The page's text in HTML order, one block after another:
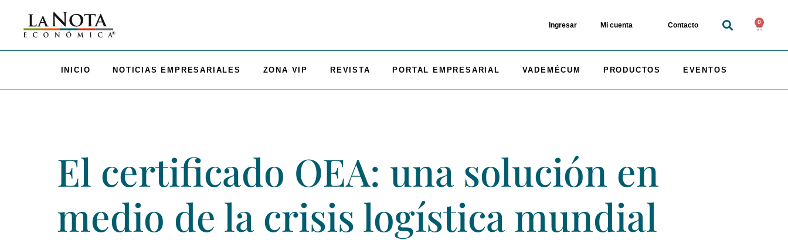
Ingresar Mi cuenta Contacto 0
INICIO NOTICIAS EMPRESARIALES ZONA VIP REVISTA PORTAL EMPRESARIAL VADEMÉCUM PRODUCTOS EVENTOS
El certificado OEA: una solución en
medio de la crisis logística mundial